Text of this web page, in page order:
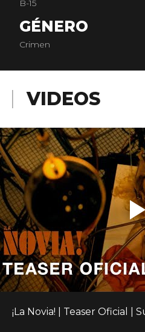
B-15
GÉNERO
Crimen
VIDEOS
¡La Novia! | Teaser Oficial |